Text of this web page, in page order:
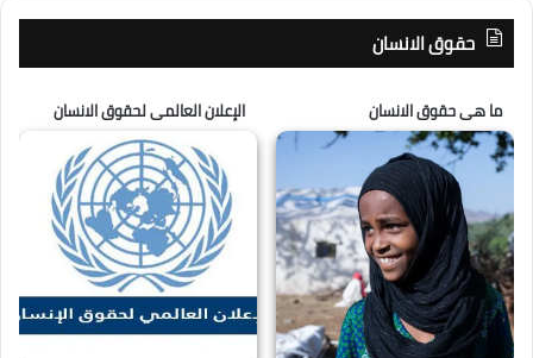
حقوق الانسان
ما هى حقوق الانسان الإعلان العالمى لحقوق الانسان